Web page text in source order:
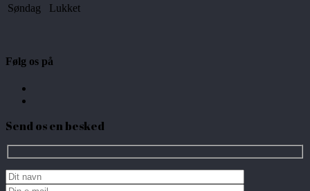
Søndag
Lukket
Følg os på
Send os en besked